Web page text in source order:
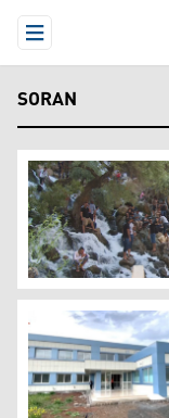
Open Menu
SORAN
Bêxal